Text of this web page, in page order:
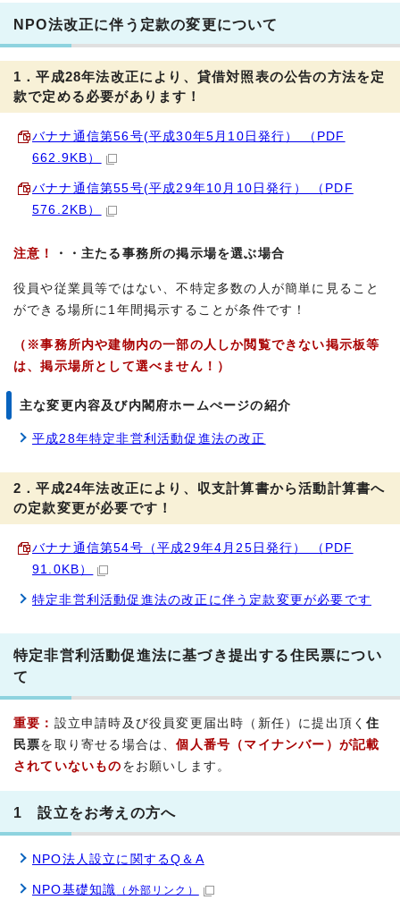
NPO法改正に伴う定款の変更について
1．平成28年法改正により、貸借対照表の公告の方法を定
款で定める必要があります！
バナナ通信第56号(平成30年5月10日発行） （PDF
662.9KB）
バナナ通信第55号(平成29年10月10日発行） （PDF
576.2KB）
注意！ ・・主たる事務所の掲示場を選ぶ場合
役員や従業員等ではない、不特定多数の人が簡単に見ること
ができる場所に1年間掲示することが条件です！
（※事務所内や建物内の一部の人しか閲覧できない掲示板等
は、掲示場所として選べません！）
主な変更内容及び内閣府ホームぺージの紹介
平成28年特定非営利活動促進法の改正
2．平成24年法改正により、収支計算書から活動計算書へ
の定款変更が必要です！
バナナ通信第54号（平成29年4月25日発行） （PDF
91.0KB）
特定非営利活動促進法の改正に伴う定款変更が必要です
特定非営利活動促進法に基づき提出する住民票につい
て
重要： 設立申請時及び役員変更届出時（新任）に提出頂く住
民票を取り寄せる場合は、個人番号（マイナンバー）が記載
されていないもの をお願いします。
1 設立をお考えの方へ
NPO法人設立に関するQ＆A
NPO基礎知識 （外部リンク）